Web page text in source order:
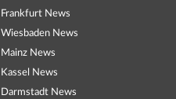
Frankfurt News
Wiesbaden News
Mainz News
Kassel News
Darmstadt News